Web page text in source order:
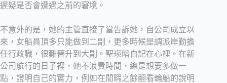
遲疑是否會遭遇之前的窘境。
不意外的是，她的主管直接了當告訴她，自公司成立以
來，女船員頂多只能做到二副，更多時候是調派岸勤擔
任行政職，很難晉升到大副。聖瑛暗自記在心裡。在新
公司航行的日子裡，她不浪費時間，總是想要多做一
點，證明自己的實力，例如在閒暇之餘翻看輪船的說明